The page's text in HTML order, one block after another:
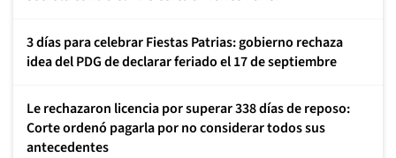
3 días para celebrar Fiestas Patrias: gobierno rechaza
idea del PDG de declarar feriado el 17 de septiembre
Le rechazaron licencia por superar 338 días de reposo:
Corte ordenó pagarla por no considerar todos sus
antecedentes